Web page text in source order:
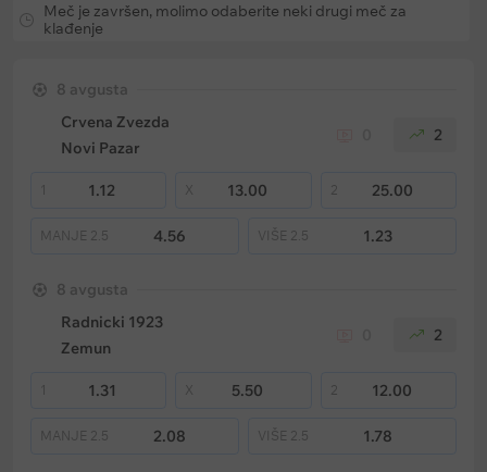
Meč je završen, molimo odaberite neki drugi meč za
klađenje
8 avgusta
Crvena Zvezda
Novi Pazar
2
1 1.12 13.00 2 25.00
MANJE 2.5 4.56 VIŠE 2.5 1.23
8 avgusta
Radnicki 1923
Zemun
2
1 1.31 5.50 2 12.00
MANJE 2.5 2.08 VIŠE 2.5 1.78